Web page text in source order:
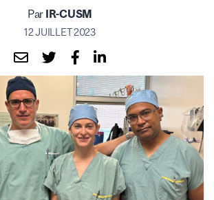
Par IR-CUSM
12 JUILLET 2023